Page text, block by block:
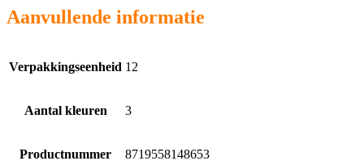
Aanvullende informatie
Verpakkingseenheid 12
Aantal kleuren 3
Productnummer 8719558148653